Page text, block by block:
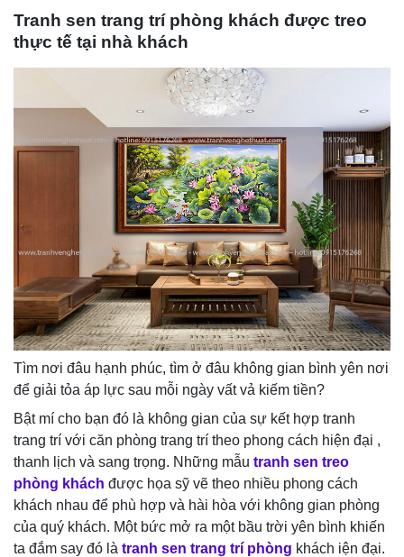
Tranh sen trang trí phòng khách được treo
thực tế tại nhà khách
Tìm nơi đâu hạnh phúc, tìm ở đâu không gian bình yên nơi
để giải tỏa áp lực sau mỗi ngày vất vả kiếm tiền?
Bật mí cho bạn đó là không gian của sự kết hợp tranh
trang trí với căn phòng trang trí theo phong cách hiện đại ,
thanh lịch và sang trọng. Những mẫu tranh sen treo
phòng khách được họa sỹ vẽ theo nhiều phong cách
khách nhau để phù hợp và hài hòa với không gian phòng
của quý khách. Một bức mở ra một bầu trời yên bình khiến
ta đắm say đó là tranh sen trang trí phòng khách iện đại.